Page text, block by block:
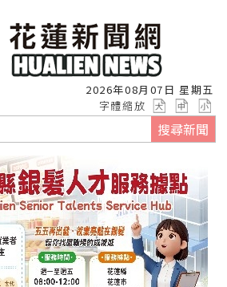
2026年08月07日 星期五
字體縮放
搜尋新聞